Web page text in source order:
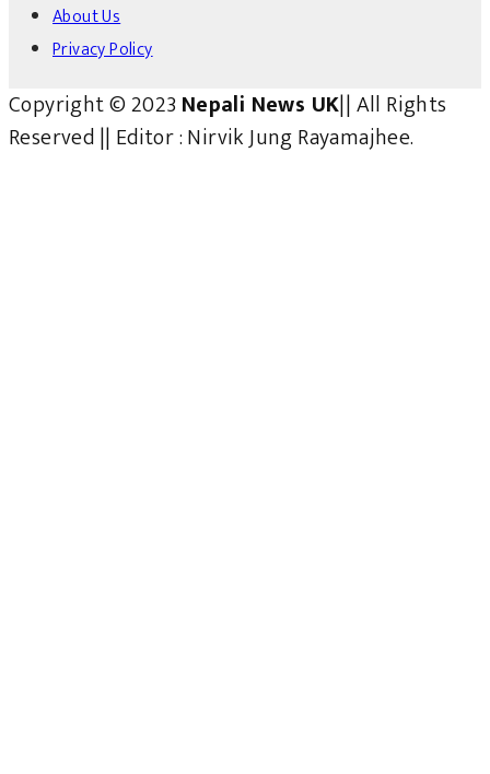
About Us
Privacy Policy
Copyright © 2023Nepali News UK|| All Rights
Reserved || Editor : Nirvik Jung Rayamajhee.